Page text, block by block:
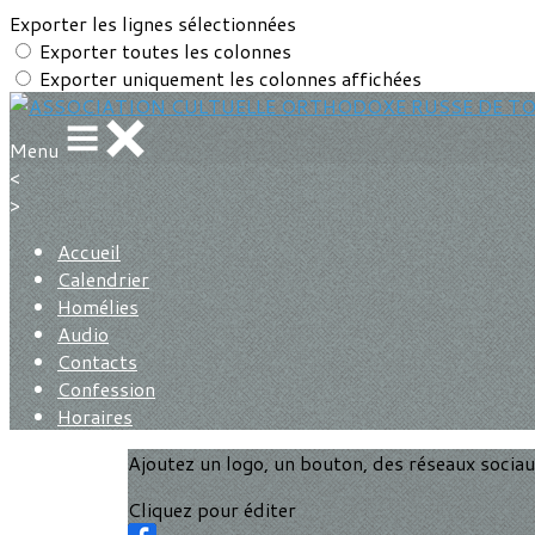
Exporter les lignes sélectionnées
Exporter toutes les colonnes
Exporter uniquement les colonnes affichées
Menu
<
>
Accueil
Calendrier
Homélies
Audio
Contacts
Confession
Horaires
Ajoutez un logo, un bouton, des réseaux
Cliquez pour éditer